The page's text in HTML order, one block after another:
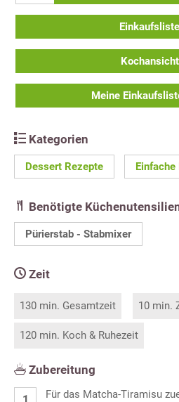
Einkaufsliste
Kochansicht
Meine
Kategorien
Dessert Rezepte Einfache
Benötigte
Pürierstab - Stabmixer
Zeit
130 min. Gesamtzeit 10 min.
120 min. Koch & Ruhezeit
Zubereitung
Für das Matcha-Tiramisu